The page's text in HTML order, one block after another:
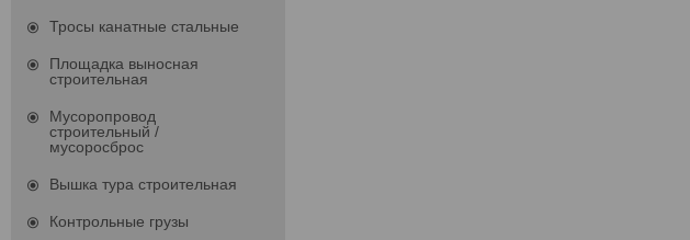
Тросы канатные стальные
Площадка выносная
строительная
Мусоропровод
строительный /
мусоросброс
Вышка тура строительная
Контрольные грузы